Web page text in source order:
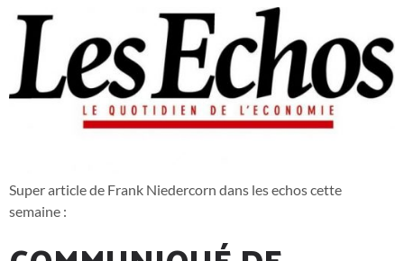
Super article de Frank Niedercorn dans les echos cette
semaine :